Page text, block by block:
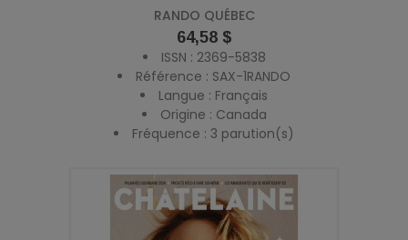
RANDO QUÉBEC
Prix
64,58 $
ISSN : 2369-5838
Référence : SAX-1RANDO
Langue : Français
Origine : Canada
Fréquence : 3 parution(s)